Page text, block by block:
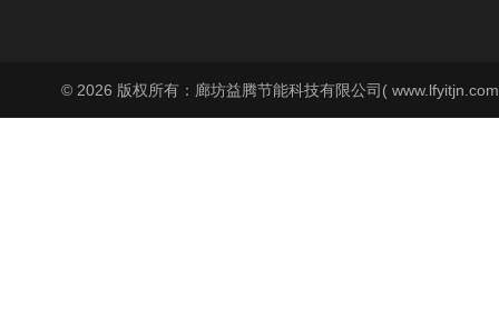
© 2026 版权所有：廊坊益腾节能科技有限公司(